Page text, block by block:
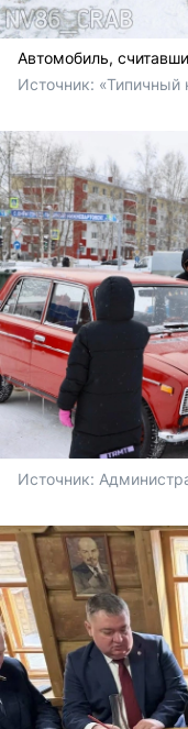
Автомобиль,
Источник: «Типичный
Источник: